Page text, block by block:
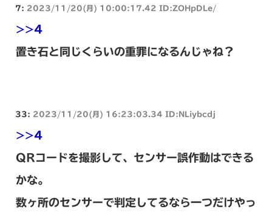
7: 2023/11/20(月) 10:00:17.42 ID:ZOHpDLe/
>>4
置き石と同じくらいの重罪になるんじゃね？
33: 2023/11/20(月) 16:23:03.34 ID:NLiybcdj
>>4
QRコードを撮影して、センサー誤作動はできる
かな。
数ヶ所のセンサーで判定してるなら一つだけやっ